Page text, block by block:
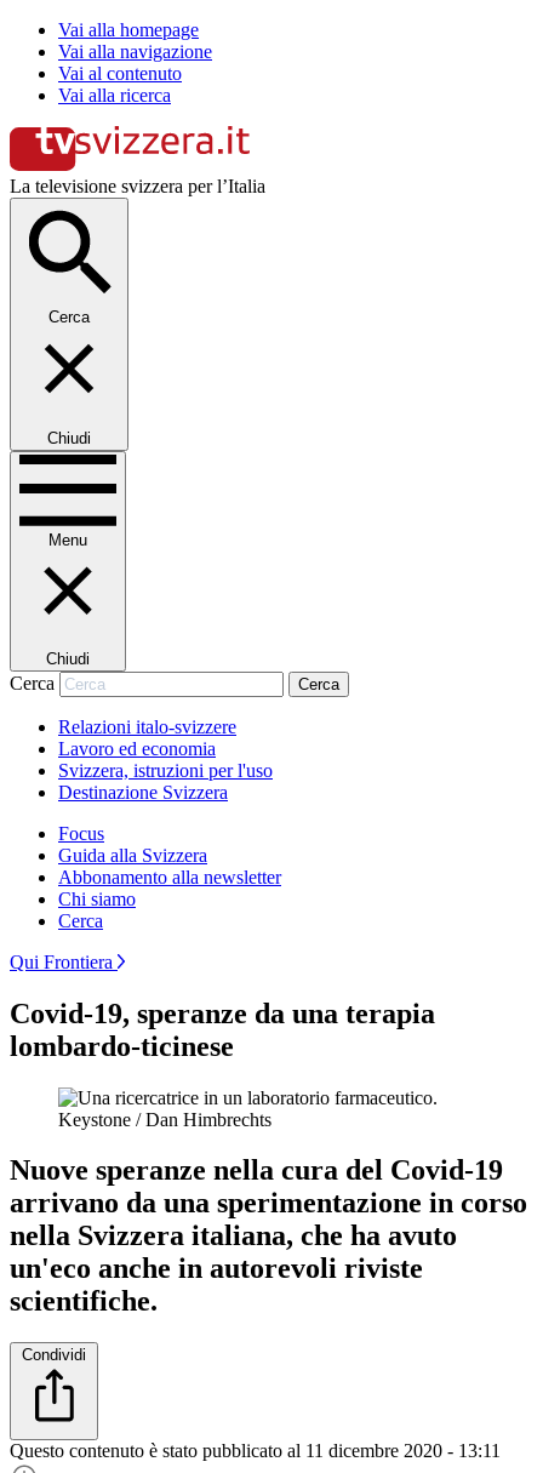
Vai alla homepage
Vai alla navigazione
Vai al contenuto
Vai alla ricerca
La televisione svizzera per l’Italia
Cerca
Chiudi
Menu
Chiudi
Cerca Cerca
Relazioni italo-svizzere
Lavoro ed economia
Svizzera, istruzioni per l'uso
Destinazione Svizzera
Focus
Guida alla Svizzera
Abbonamento alla newsletter
Chi siamo
Cerca
Qui Frontiera
Covid-19, speranze da una terapia
lombardo-ticinese
Keystone / Dan Himbrechts
Nuove speranze nella cura del Covid-19
arrivano da una sperimentazione in corso
nella Svizzera italiana, che ha avuto
un'eco anche in autorevoli riviste
scientifiche.
Condividi
Questo contenuto è stato pubblicato al 11 dicembre 2020 - 13:11